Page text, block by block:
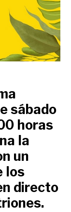
sábado
horas
la
un
los
directo